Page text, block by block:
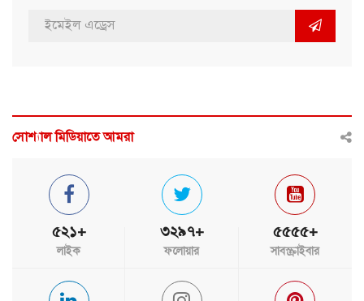
সোশ্যাল মিডিয়াতে আমরা
৫২১+
লাইক
৩২৯৭+
ফলোয়ার
৫৫৫৫+
সাবস্ক্রাইবার